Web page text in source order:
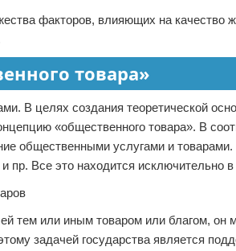
факторов, влияющих на качество
товара»
В целях создания теоретической
«общественного товара». В
общественными услугами и
пр. Все это находится исключительно в
тем или иным товаром или благом, он
задачей государства является